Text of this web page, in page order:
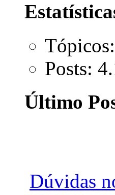
Posts:
Último
Dúvidas